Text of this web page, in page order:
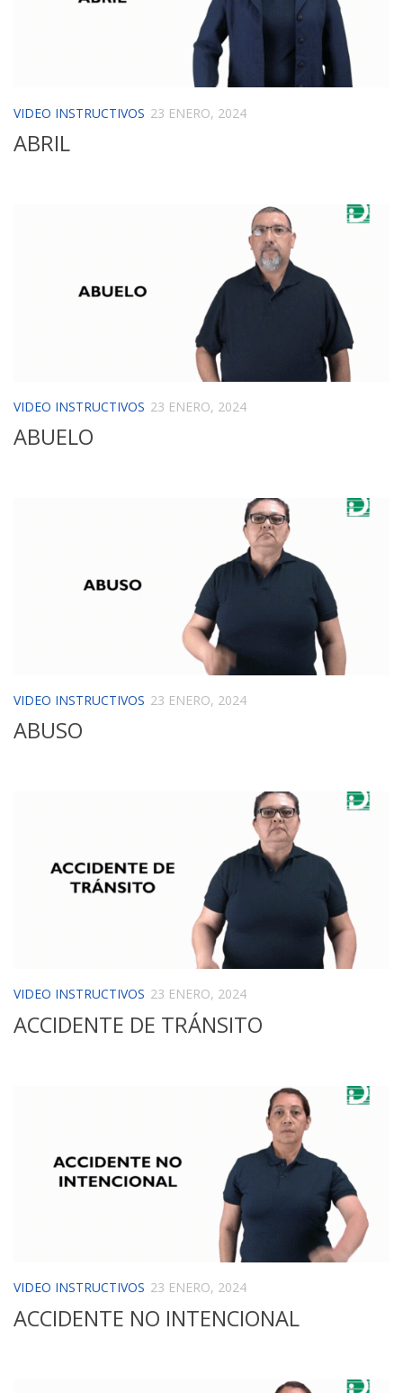
VIDEO INSTRUCTIVOS 23 ENERO, 2024
ABRIL
VIDEO INSTRUCTIVOS 23 ENERO, 2024
ABUELO
VIDEO INSTRUCTIVOS 23 ENERO, 2024
ABUSO
VIDEO INSTRUCTIVOS 23 ENERO, 2024
ACCIDENTE DE TRÁNSITO
VIDEO INSTRUCTIVOS 23 ENERO, 2024
ACCIDENTE NO INTENCIONAL